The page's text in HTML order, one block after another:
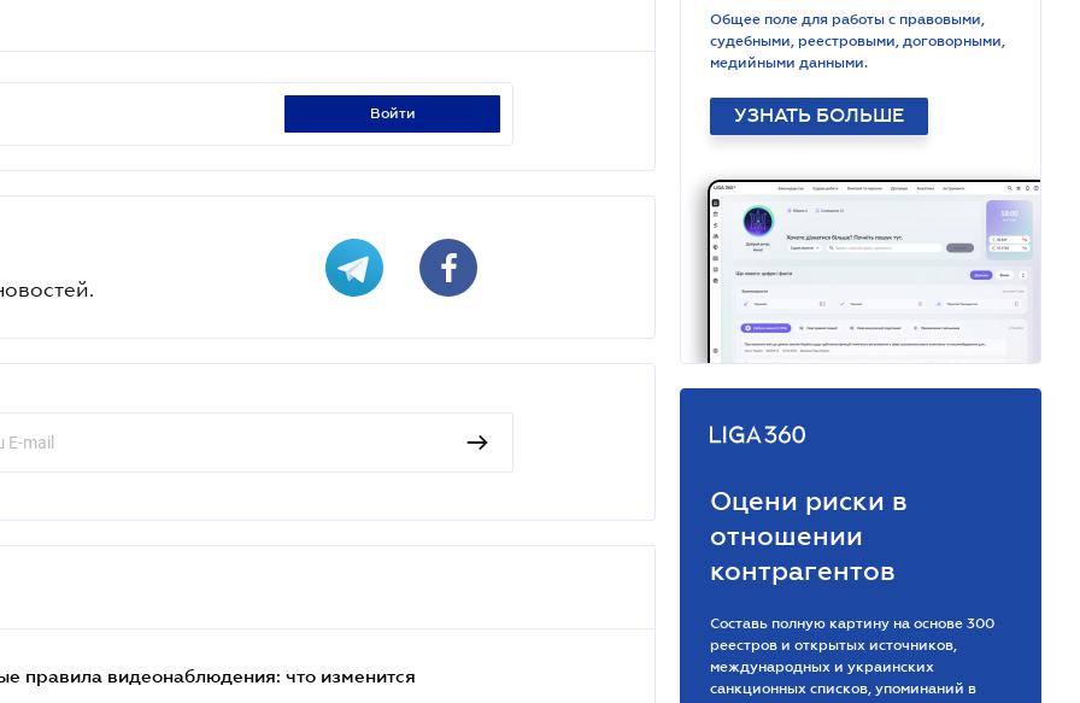
войти
правила видеонаблюдения: что изменится
Общее поле для работы с правовыми,
судебными, реестровыми, договорными,
медийными данными.
УЗНАТЬ БОЛЬШЕ
Оцени риски в
отношении
контрагентов
Составь полную картину на основе 300
реестров и открытых источников,
международных и украинских
санкционных списков, упоминаний в